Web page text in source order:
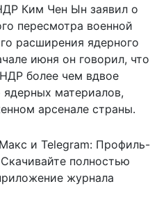
Ким Чен Ын заявил о
пересмотра военной
расширения ядерного
июня он говорил, что
более чем вдвое
материалов,
арсенале страны.
Макс и Telegram: Профиль-
полностью
журнала